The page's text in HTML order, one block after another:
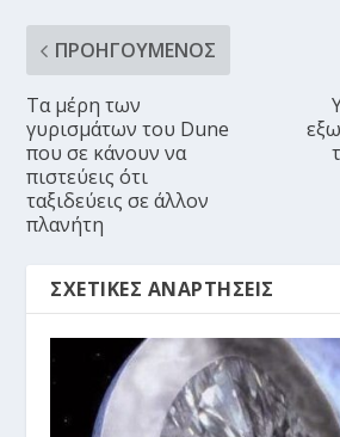
ΠΡΟΗΓΟΎΜΕΝΟΣ
Τα μέρη των
γυρισμάτων του Dune
που σε κάνουν να
πιστεύεις ότι
ταξιδεύεις σε άλλον
πλανήτη
ΣΧΕΤΙΚΈΣ ΑΝΑΡΤΉΣΕΙΣ